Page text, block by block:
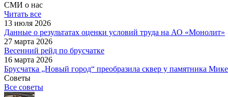
СМИ о нас
Читать все
13 июля 2026
Данные о результатах оценки условий труда на АО «Монолит»
27 марта 2026
Весенний рейд по брусчатке
16 марта 2026
Брусчатка „Новый город“ преобразила сквер у памятника
Советы
Все советы